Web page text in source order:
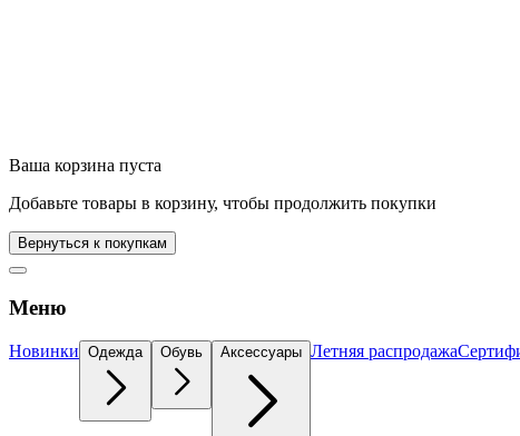
Ваша корзина пуста
Добавьте товары в корзину, чтобы продолжить покупки
Вернуться к покупкам
Меню
Новинки Одежда Обувь Аксессуары Летняя распродажа